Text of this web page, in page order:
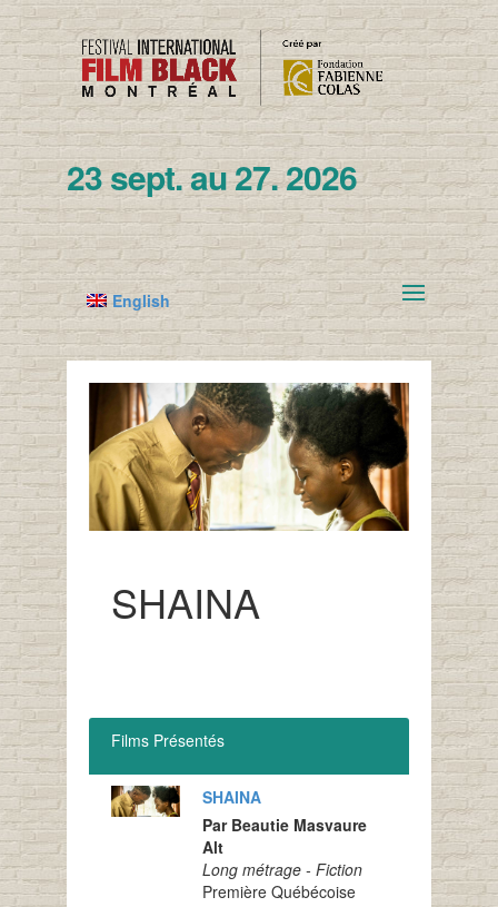
23 sept. au 27. 2026
English
SHAINA
Films Présentés
SHAINA
Par Beautie Masvaure
Alt
Long métrage - Fiction
Première Québécoise